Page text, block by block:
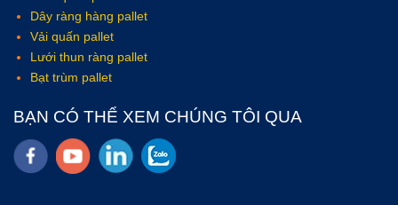
Dây ràng hàng pallet
Vải quấn pallet
Lưới thun ràng pallet
Bạt trùm pallet
BẠN CÓ THỂ XEM CHÚNG TÔI QUA